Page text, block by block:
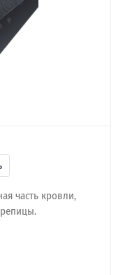
часть кровли,